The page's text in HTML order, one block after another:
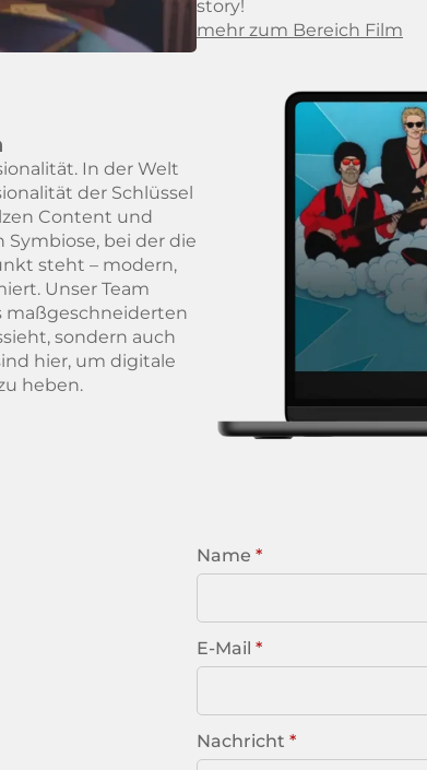
story!
mehr zum Bereich Film
In der Welt
der Schlüssel
Content und
bei der die
steht – modern,
Unser Team
maßgeschneiderten
sondern auch
hier, um digitale
heben.
Name *
E-Mail *
Nachricht *